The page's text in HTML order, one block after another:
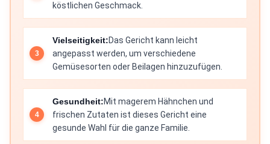
köstlichen Geschmack.
Vielseitigkeit:Das Gericht kann leicht
angepasst werden, um verschiedene
Gemüsesorten oder Beilagen hinzuzufügen.
Gesundheit:Mit magerem Hähnchen und
frischen Zutaten ist dieses Gericht eine
gesunde Wahl für die ganze Familie.